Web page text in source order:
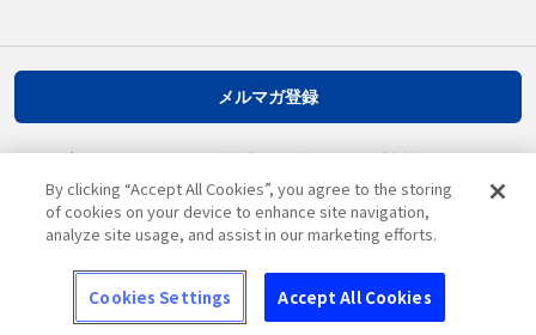
メルマガ登録
By clicking “Accept All Cookies”, you agree to the storing
of cookies on your device to enhance site navigation,
analyze site usage, and assist in our marketing efforts.
Cookies Settings Accept All Cookies